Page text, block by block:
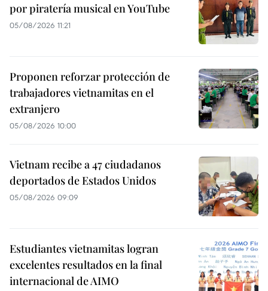
por piratería musical en YouTube
05/08/2026 11:21
Proponen reforzar protección de
trabajadores vietnamitas en el
extranjero
05/08/2026 10:00
Vietnam recibe a 47 ciudadanos
deportados de Estados Unidos
05/08/2026 09:09
Estudiantes vietnamitas logran
excelentes resultados en la final
internacional de AIMO